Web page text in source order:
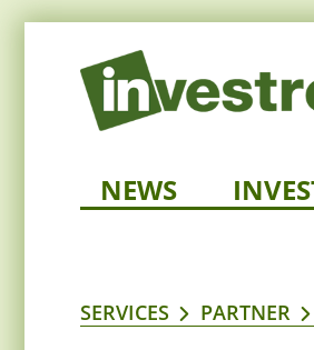
NEWS
SERVICES PARTNER